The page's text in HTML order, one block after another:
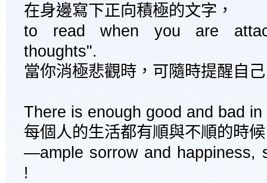
在身邊寫下正向積極的文字，
to read when you are
thoughts".
當你消極悲觀時，可隨時提醒自
There is enough good and bad in
每個人的生活都有順與不順的時候
—ample sorrow and happiness,
!